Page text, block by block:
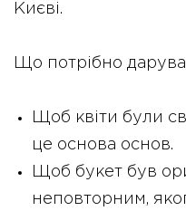
Києві.
Що потрібно
Щоб квіти були
це основа основ.
Щоб букет був
неповторним,